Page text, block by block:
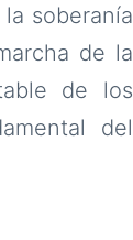
soberanía
de la
de los
del